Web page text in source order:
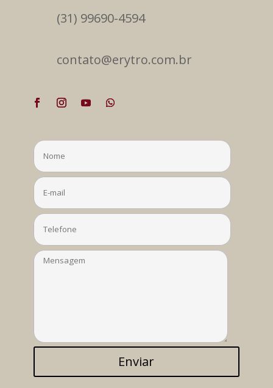
(31) 99690-4594
contato@erytro.com.br
Enviar